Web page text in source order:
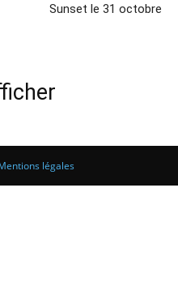
Sunset le 31 octobre
légales